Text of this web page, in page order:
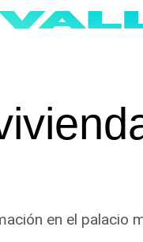
en el palacio